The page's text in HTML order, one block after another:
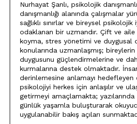
Nurhayat Şanlı, psikolojik
danışmanlığı alanında çalışmalar
sağlıklı sınırlar ve bireysel
odaklanan bir uzmandır. Çift ve aile
koyma, stres yönetimi ve duygusal
konularında uzmanlaşmış;
duygusunu güçlendirmelerine ve
kurmalarına destek olmaktadır.
derinlemesine anlamayı hedefleyen
psikolojiyi herkes için anlaşılır ve
getirmeyi amaçlamakta;
günlük yaşamla buluşturarak
uygulanabilir bakış açıları